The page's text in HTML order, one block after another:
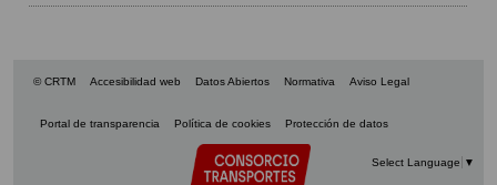
© CRTM Accesibilidad web Datos Abiertos Normativa Aviso Legal
Portal de transparencia Política de cookies Protección de datos
Select Language ▼